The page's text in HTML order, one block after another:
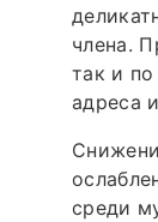
члена.
так и
адреса
среди